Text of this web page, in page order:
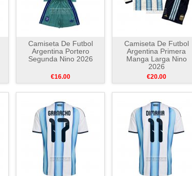
Camiseta De Futbol
Argentina Portero
Segunda Nino 2026
€16.00
Camiseta De Futbol
Argentina Primera
Manga Larga Nino
2026
€20.00